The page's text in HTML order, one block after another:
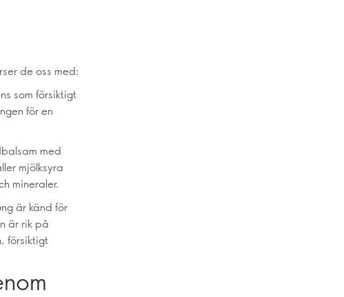
de oss med:
som försiktigt
för en
med
mjölksyra
mineraler.
är känd för
är rik på
försiktigt